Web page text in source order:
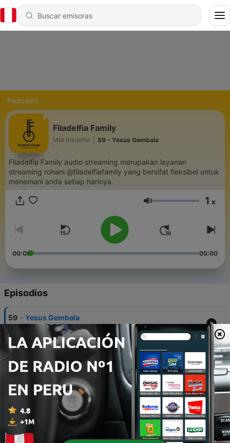
Podcasts
Filadelfia Family
MM filadelfia 59 - Yesus Gembala
Filadelfia Family audio streaming merupakan layanan
streaming rohani @filadelfiafamily yang bersifat fleksibel untuk
menemani anda setiap harinya.
Volumen 1 x
00:00 00:00
Episodios
59 - Yesus Gembala
11 mayo 2020
58 - Peniru Yesus
09 mayo 2020
57 - Restart
29 abr. 2020
56 - Mengalami Kebangkitan Bersama Yesus
23 abr. 2020